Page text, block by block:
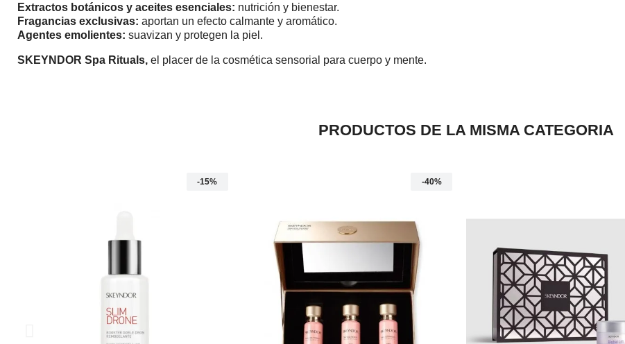
Extractos botánicos y aceites esenciales: nutrición y bienestar.
Fragancias exclusivas: aportan un efecto calmante y aromático.
Agentes emolientes: suavizan y protegen la piel.
SKEYNDOR Spa Rituals, el placer de la cosmética sensorial para cuerpo y mente.
PRODUCTOS DE LA MISMA CATEGORIA
-40% -15%